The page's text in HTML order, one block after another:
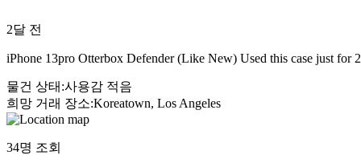
2달 전
iPhone 13pro Otterbox Defender (Like New) Used this case just for
물건 상태 :사용감 적음
희망 거래 장소:Koreatown, Los Angeles
34명 조회